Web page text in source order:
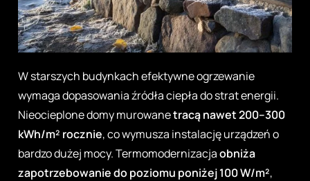
W starszych budynkach efektywne ogrzewanie
wymaga dopasowania źródła ciepła do strat energii.
Nieocieplone domy murowanetracą nawet 200–300
kWh/m² rocznie, co wymusza instalację urządzeń o
bardzo dużej mocy. Termomodernizacjaobniża
zapotrzebowanie do poziomu poniżej 100 W/m²,